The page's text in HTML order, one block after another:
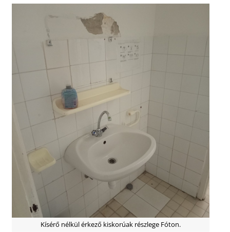
Kísérő nélkül érkező kiskorúak részlege Fóton.